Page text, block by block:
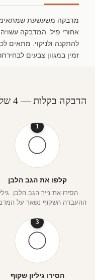
מדבקה משעשעת
להתקנה ולניקוי. מתאים
זמין במגוון צבעים
הדבקה בקלות — 4 שלבים
1
קלפו את הגב הלבן
הסירו את נייר הגב הלבן.
ההעברה השקוף נשאר על
3
הסירו גיליון שקוף